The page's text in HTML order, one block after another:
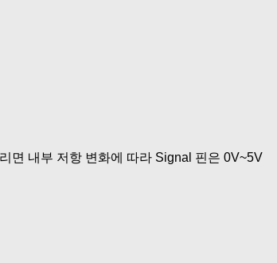
면 내부 저항 변화에 따라 Signal 핀은 0V~5V